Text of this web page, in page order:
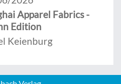
Apparel Fabrics -
Edition
Keienburg